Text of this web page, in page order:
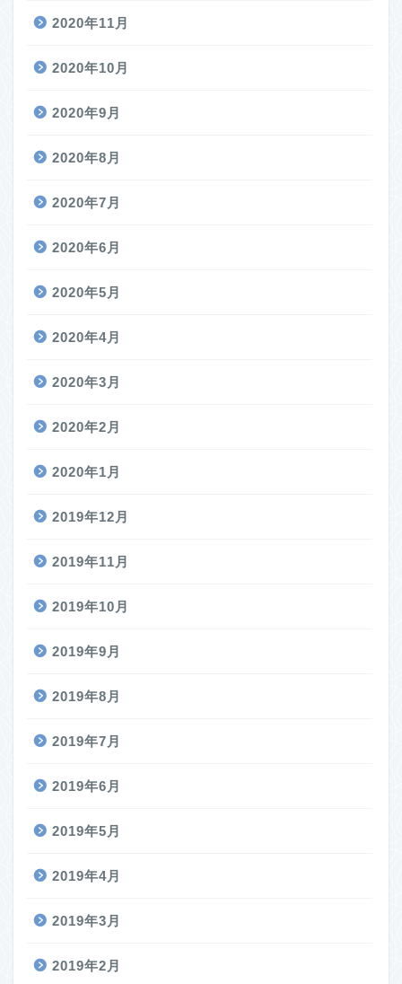
2020年11月
2020年10月
2020年9月
2020年8月
2020年7月
2020年6月
2020年5月
2020年4月
2020年3月
2020年2月
2020年1月
2019年12月
2019年11月
2019年10月
2019年9月
2019年8月
2019年7月
2019年6月
2019年5月
2019年4月
2019年3月
2019年2月